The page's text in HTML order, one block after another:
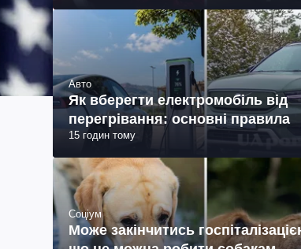
Авто
Як вберегти електромобіль від
перегрівання: основні правила
15 годин тому
Соціум
Може закінчитись